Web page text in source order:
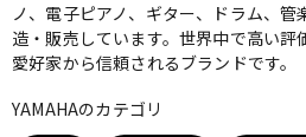
エレキギター
ノ、電子ピアノ、ギター、ドラム、管
造・販売しています。世界中で高い評
愛好家から信頼されるブランドです。
YAMAHAのカテゴリ